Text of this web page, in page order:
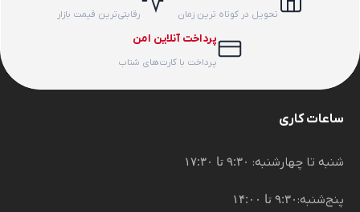
تحویل در کوتاه ترین زمان رقابتی‌ترین قیمت بازار
پرداخت آنلاین امن
پرداخت با کارت‌های شتاب
ساعات کاری
شنبه تا چهارشنبه: ۹:۳۰ تا ۱۷:۳۰
پنج‌شنبه: ۹:۳۰ تا ۱۴:۰۰